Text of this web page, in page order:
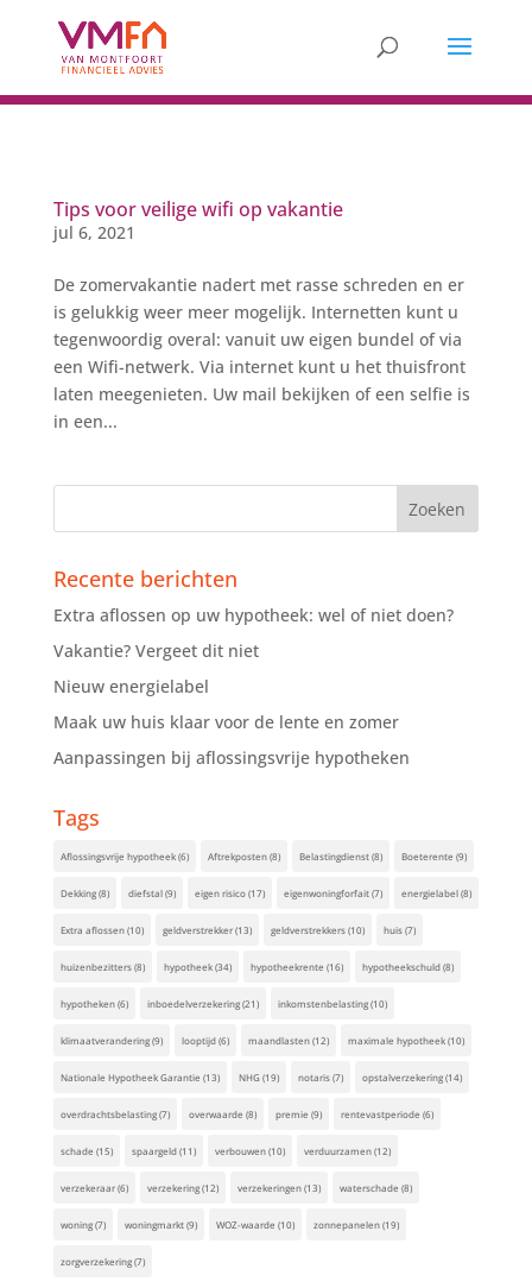
Tips voor veilige wifi op vakantie
jul 6, 2021
De zomervakantie nadert met rasse schreden en er
is gelukkig weer meer mogelijk. Internetten kunt u
tegenwoordig overal: vanuit uw eigen bundel of via
een Wifi-netwerk. Via internet kunt u het thuisfront
laten meegenieten. Uw mail bekijken of een selfie is
in een...
Recente berichten
Extra aflossen op uw hypotheek: wel of niet doen?
Vakantie? Vergeet dit niet
Nieuw energielabel
Maak uw huis klaar voor de lente en zomer
Aanpassingen bij aflossingsvrije hypotheken
Tags
Aflossingsvrije hypotheek(6) Aftrekposten(8) Belastingdienst(8) Boeterente (9)
Dekking(8) diefstal(9) eigen risico(17) eigenwoningforfait(7) energielabel(8)
Extra aflossen(10) geldverstrekker(13) geldverstrekkers(10) huis(7)
huizenbezitters(8) hypotheek(34) hypotheekrente (16) hypotheekschuld(8)
hypotheken(6) inboedelverzekering(21) inkomstenbelasting(10)
klimaatverandering(9) looptijd(6) maandlasten(12) maximale hypotheek(10)
Nationale Hypotheek Garantie (13) NHG(19) notaris(7) opstalverzekering(14)
overdrachtsbelasting(7) overwaarde (8) premie (9) rentevastperiode (6)
schade (15) spaargeld(11) verbouwen(10) verduurzamen(12)
verzekeraar(6) verzekering(12) verzekeringen(13) waterschade (8)
woning(7) woningmarkt(9) WOZ-waarde (10) zonnepanelen(19)
zorgverzekering(7)